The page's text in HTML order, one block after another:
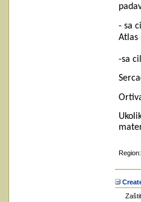
- sa
Atlas
-sa
Region: